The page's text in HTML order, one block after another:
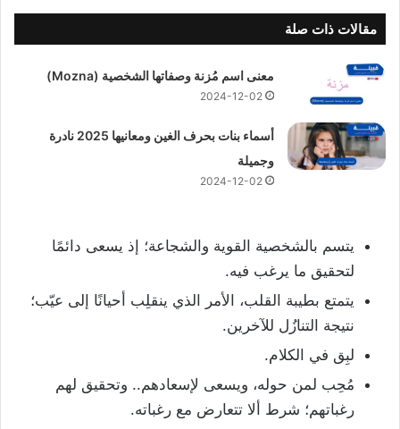
مقالات ذات صلة
معنى اسم مُزنة وصفاتها الشخصية (Mozna)
2024-12-02
أسماء بنات بحرف الغين ومعانيها 2025 نادرة
وجميلة
2024-12-02
يتسم بالشخصية القوية والشجاعة؛ إذ يسعى دائمًا
لتحقيق ما يرغب فيه.
يتمتع بطيبة القلب، الأمر الذي ينقلِب أحيانًا إلى عيّب؛
نتيجة التنازُل للآخرين.
لبِق في الكلام.
مُحِب لمن حوله، ويسعى لإسعادهم.. وتحقيق لهم
رغباتهم؛ شرط ألا تتعارض مع رغباته.